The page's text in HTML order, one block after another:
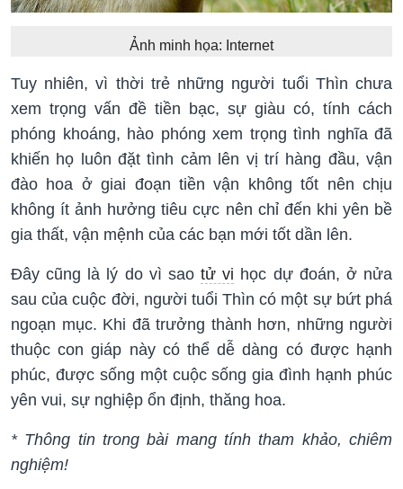
Ảnh minh họa: Internet
Tuy nhiên, vì thời trẻ những người tuổi Thìn chưa
xem trọng vấn đề tiền bạc, sự giàu có, tính cách
phóng khoáng, hào phóng xem trọng tình nghĩa đã
khiến họ luôn đặt tình cảm lên vị trí hàng đầu, vận
đào hoa ở giai đoạn tiền vận không tốt nên chịu
không ít ảnh hưởng tiêu cực nên chỉ đến khi yên bề
gia thất, vận mệnh của các bạn mới tốt dần lên.
Đây cũng là lý do vì saotử vi học dự đoán, ở nửa
sau của cuộc đời, người tuổi Thìn có một sự bứt phá
ngoạn mục. Khi đã trưởng thành hơn, những người
thuộc con giáp này có thể dễ dàng có được hạnh
phúc, được sống một cuộc sống gia đình hạnh phúc
yên vui, sự nghiệp ổn định, thăng hoa.
* Thông tin trong bài mang tính tham khảo, chiêm
nghiệm!